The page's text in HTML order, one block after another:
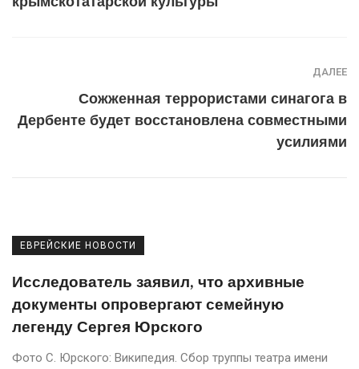
ДАЛЕЕ
Сожженная террористами синагога в
Дербенте будет восстановлена совместными
усилиями
ЕВРЕЙСКИЕ НОВОСТИ
Исследователь заявил, что архивные
документы опровергают семейную
легенду Сергея Юрского
Фото С. Юрского: Википедия. Сбор труппы театра имени